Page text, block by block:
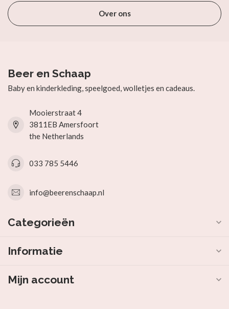
Over ons
Beer en Schaap
Baby en kinderkleding, speelgoed, wolletjes en cadeaus.
Mooierstraat 4
3811EB Amersfoort
the Netherlands
033 785 5446
info@beerenschaap.nl
Categorieën
Informatie
Mijn account